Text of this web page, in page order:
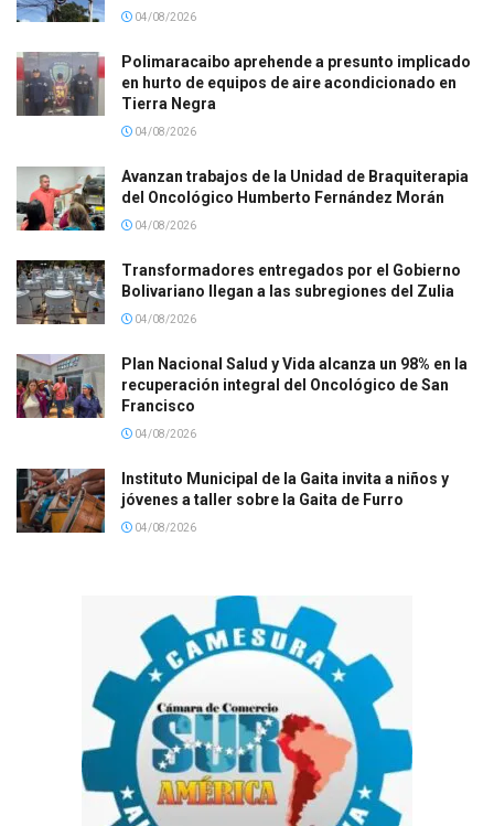
04/08/2026
Polimaracaibo aprehende a presunto implicado
en hurto de equipos de aire acondicionado en
Tierra Negra
04/08/2026
Avanzan trabajos de la Unidad de Braquiterapia
del Oncológico Humberto Fernández Morán
04/08/2026
Transformadores entregados por el Gobierno
Bolivariano llegan a las subregiones del Zulia
04/08/2026
Plan Nacional Salud y Vida alcanza un 98% en la
recuperación integral del Oncológico de San
Francisco
04/08/2026
Instituto Municipal de la Gaita invita a niños y
jóvenes a taller sobre la Gaita de Furro
04/08/2026